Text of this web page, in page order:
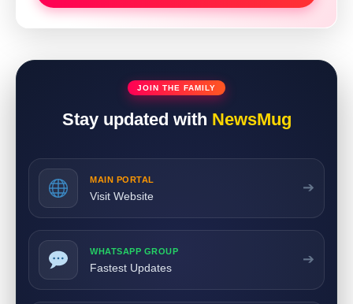
JOIN THE FAMILY
Stay updated with NewsMug
MAIN PORTAL
Visit Website
➔
WHATSAPP GROUP
Fastest Updates
➔